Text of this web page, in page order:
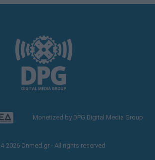
Monetized by DPG Digital Media Group
2026 Onmed.gr - All rights reserved